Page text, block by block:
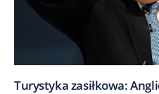
Turystyka zasiłkowa: